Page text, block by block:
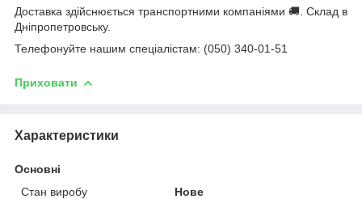
Доставка здійснюється транспортними компаніями 🚚. Склад в
Дніпропетровську.
Телефонуйте нашим спеціалістам: (050) 340-01-51
Приховати
Характеристики
Основні
Стан виробу
Нове